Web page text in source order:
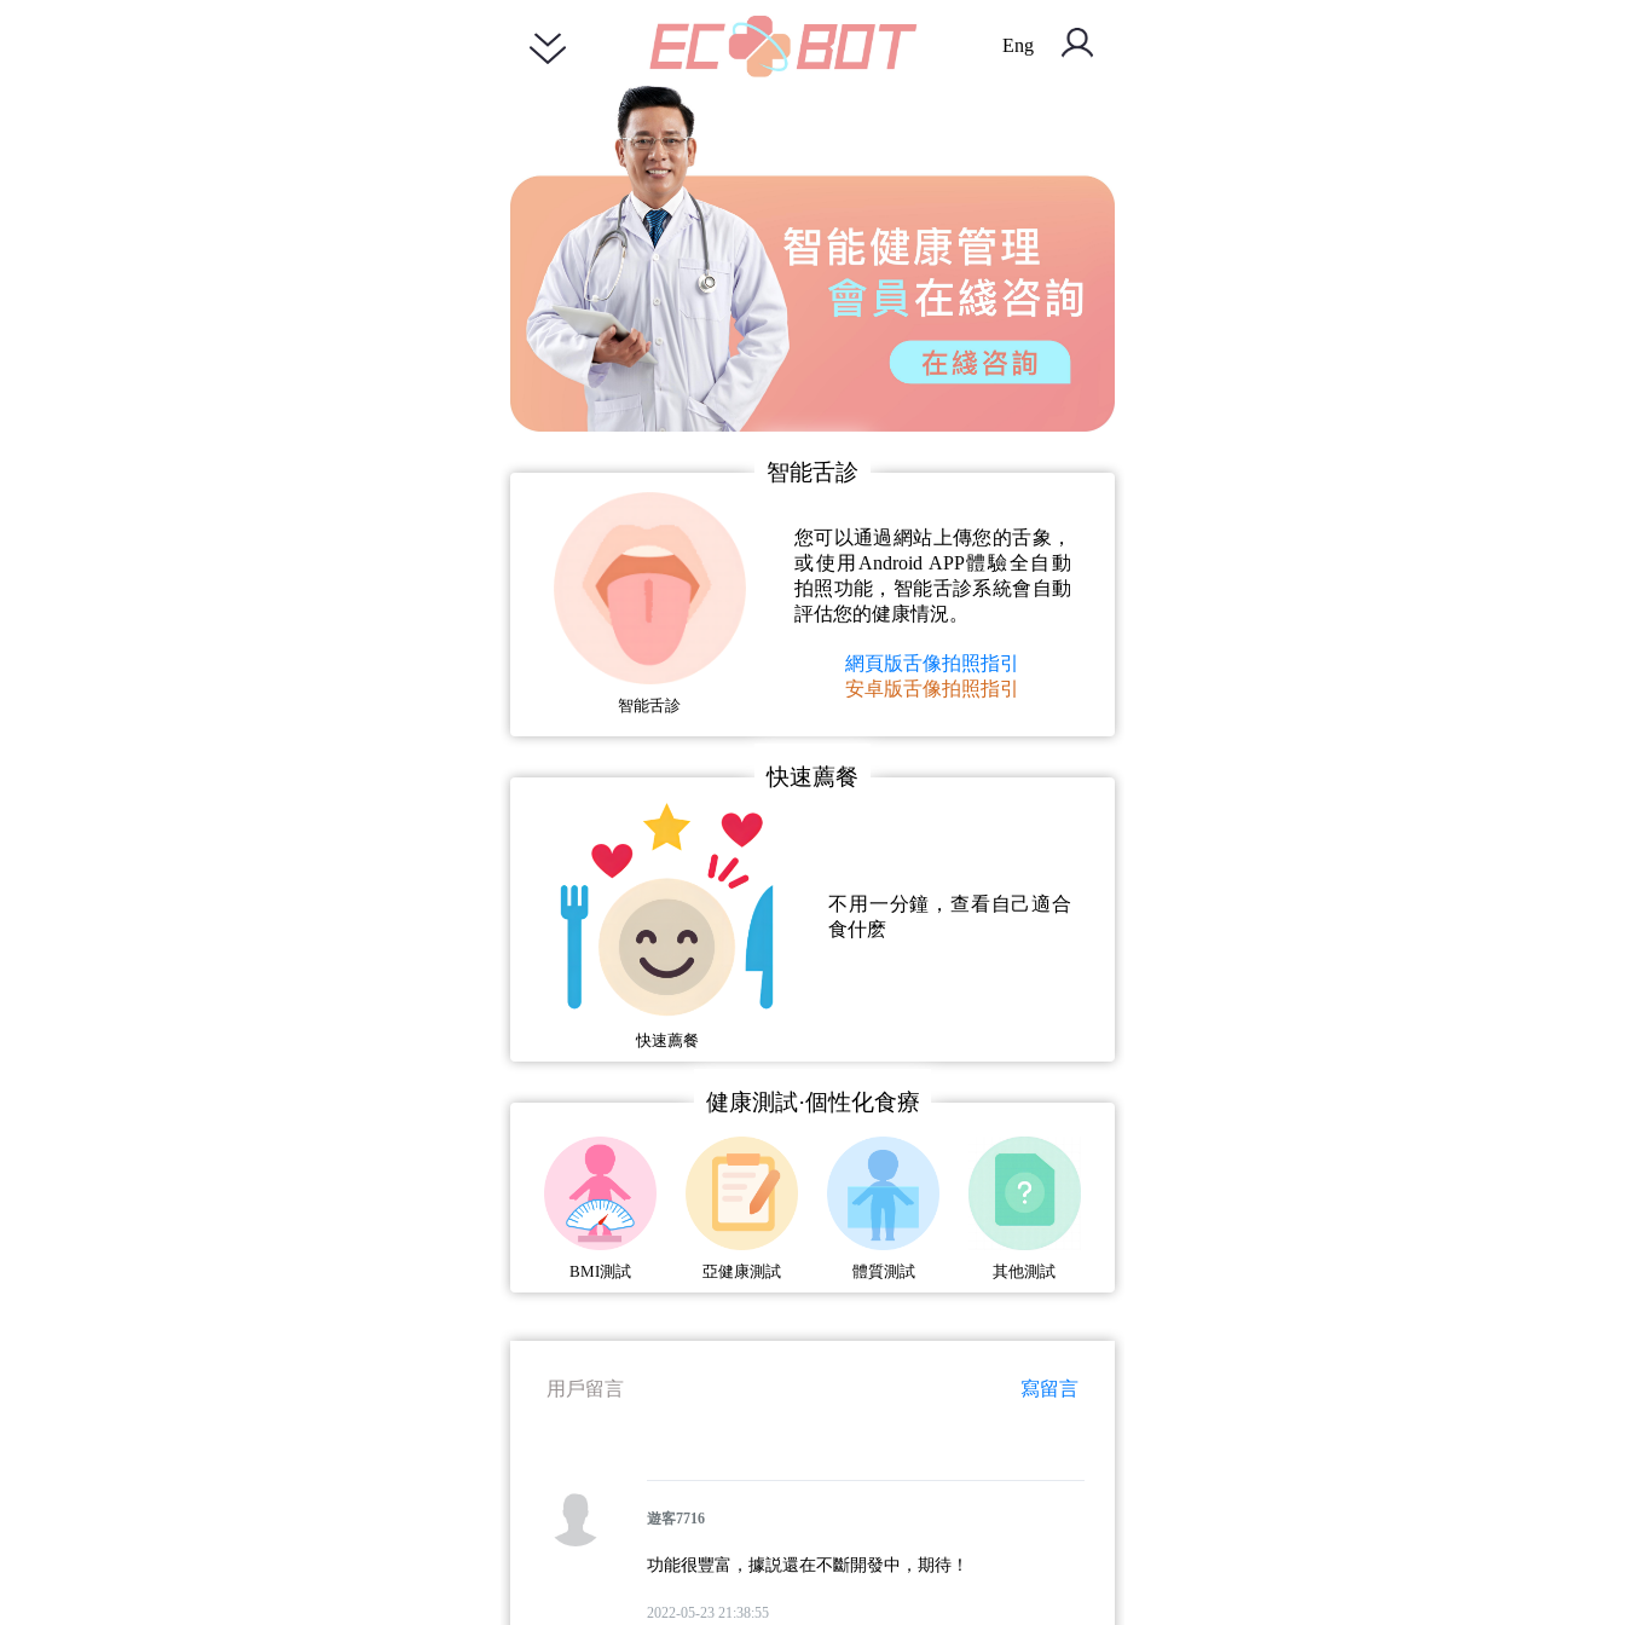
Eng
智能舌診
智能舌診
您可以通過網站上傳您的舌象，
或使用Android APP體驗全自動
拍照功能，智能舌診系統會自動
評估您的健康情況。
網頁版舌像拍照指引
安卓版舌像拍照指引
快速薦餐
快速薦餐
不用一分鐘，查看自己適合
食什麽
健康測試·個性化食療
BMI測試 亞健康測試 體質測試 其他測試
用戶留言 寫留言
遊客7716
功能很豐富，據説還在不斷開發中，期待！
2022-05-23 21:38:55